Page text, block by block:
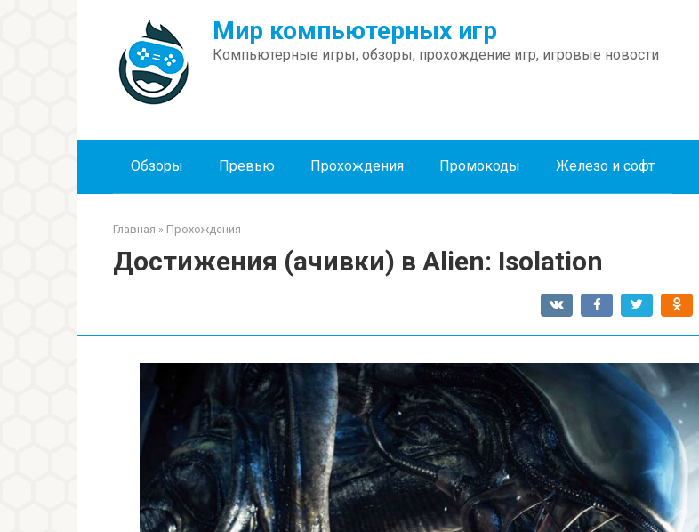
Мир компьютерных игр
Компьютерные игры, обзоры, прохождение игр, игровые новости
Обзоры Превью Прохождения Промокоды Железо и софт
Главная » Прохождения
Достижения (ачивки) в Alien: Isolation